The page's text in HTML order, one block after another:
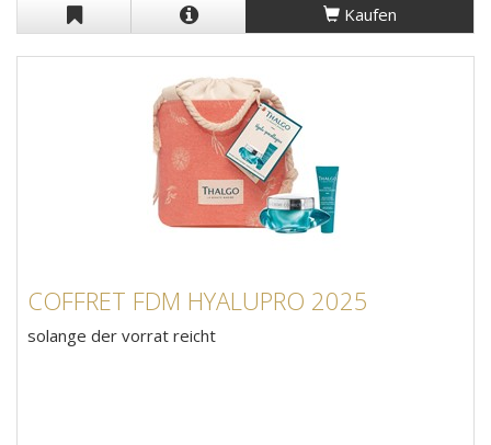
Kaufen
COFFRET FDM HYALUPRO 2025
solange der vorrat reicht